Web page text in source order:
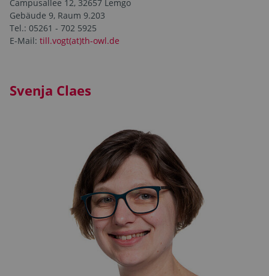
Campusallee 12, 32657 Lemgo
Gebäude 9, Raum 9.203
Tel.: 05261 - 702 5925
E-Mail: till.vogt(at)th-owl.de
Svenja Claes